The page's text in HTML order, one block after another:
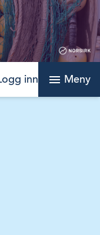
inn menu Meny